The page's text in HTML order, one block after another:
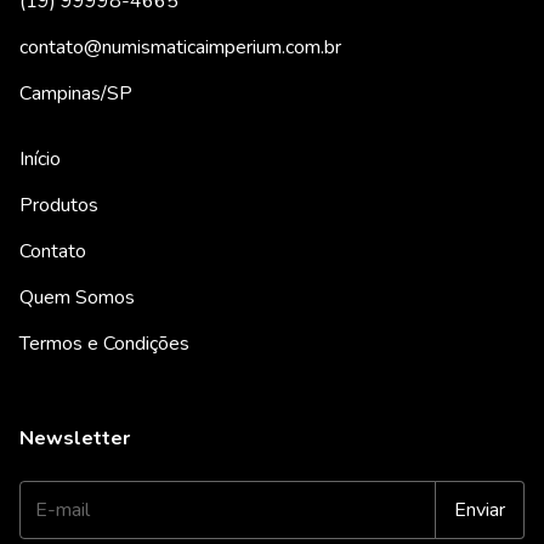
contato@numismaticaimperium.com.br
Campinas/SP
Início
Produtos
Contato
Quem Somos
Termos e Condições
Newsletter